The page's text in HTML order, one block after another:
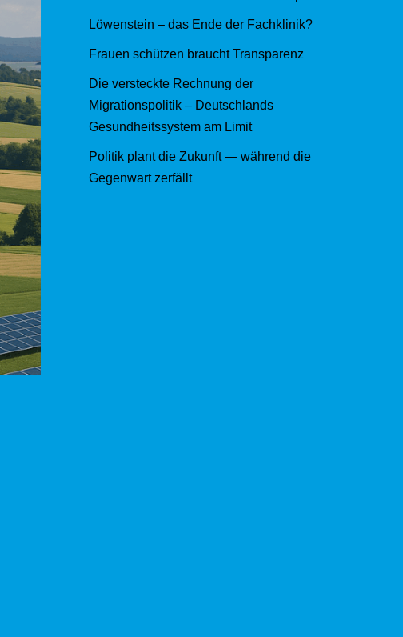
Löwenstein – das Ende der Fachklinik?
Frauen schützen braucht Transparenz
Die versteckte Rechnung der
Migrationspolitik – Deutschlands
Gesundheitssystem am Limit
Politik plant die Zukunft — während die
Gegenwart zerfällt